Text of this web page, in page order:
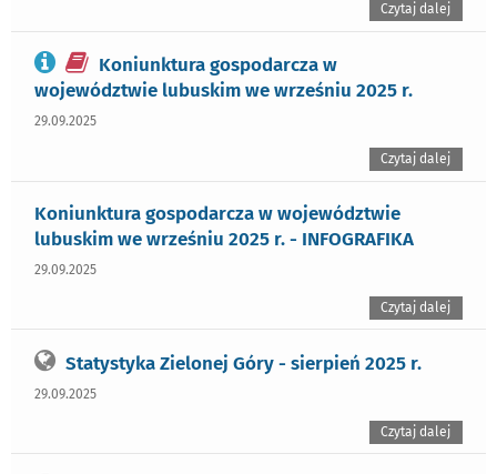
Czytaj dalej
Koniunktura gospodarcza w
województwie lubuskim we wrześniu 2025 r.
29.09.2025
Czytaj dalej
Koniunktura gospodarcza w województwie
lubuskim we wrześniu 2025 r. - INFOGRAFIKA
29.09.2025
Czytaj dalej
Statystyka Zielonej Góry - sierpień 2025 r.
29.09.2025
Czytaj dalej